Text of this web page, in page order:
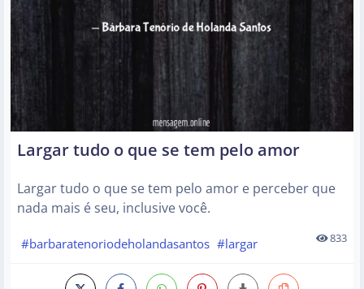
Largar tudo o que se tem pelo amor
Largar tudo o que se tem pelo amor e perceber que
nada mais é seu, inclusive você.
#barbaratenoriodeholandasantos #largar 833